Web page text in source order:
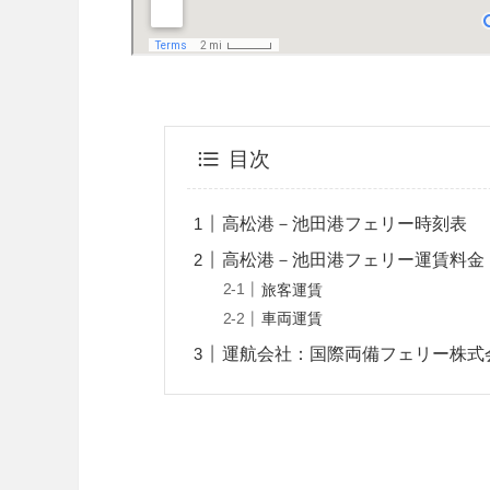
目次
高松港－池田港フェリー時刻表
高松港－池田港フェリー運賃料金
旅客運賃
車両運賃
運航会社：国際両備フェリー株式